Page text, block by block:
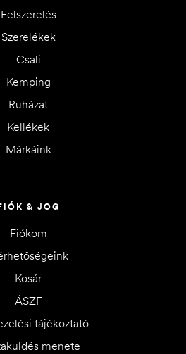
Felszerelés
Szerelékek
Csali
Kemping
Ruházat
Kellékek
Márkáink
& JOG
Fiókom
Kosár
ÁSZF
tájékoztató
menete